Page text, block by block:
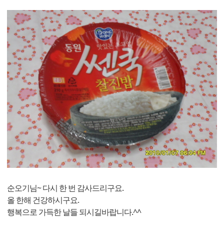
순오기님~ 다시 한 번 감사드리구요.
올 한해 건강하시구요.
행복으로 가득한 날들 되시길바랍니다.^^